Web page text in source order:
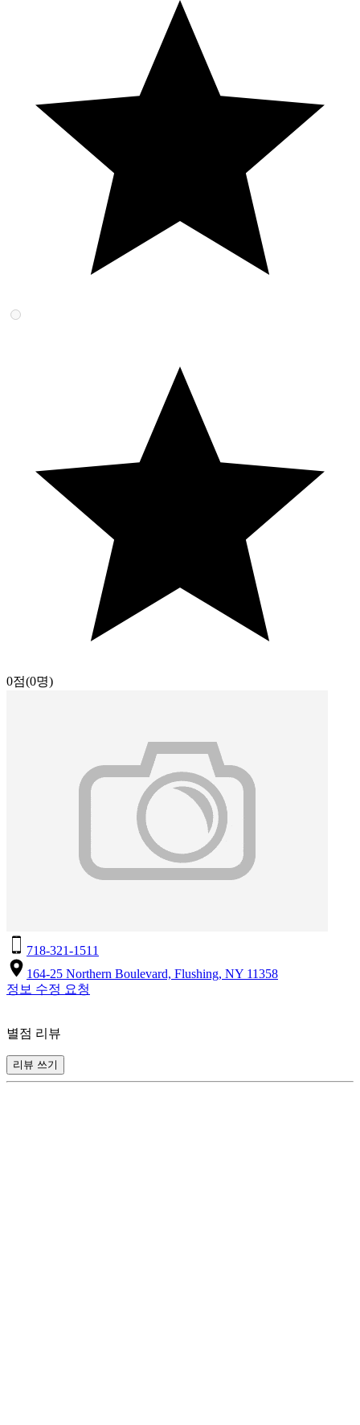
0점(0명)
718-321-1511
164-25 Northern Boulevard, Flushing, NY 11358
정보 수정 요청
별점 리뷰
리뷰 쓰기